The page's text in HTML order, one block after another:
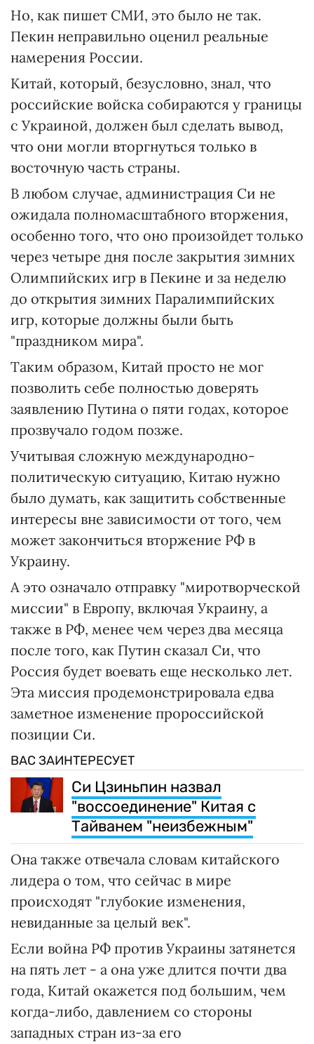
Но, как пишет СМИ, это было не так.
Пекин неправильно оценил реальные
намерения России.
Китай, который, безусловно, знал, что
российские войска собираются у границы
с Украиной, должен был сделать вывод,
что они могли вторгнуться только в
восточную часть страны.
В любом случае, администрация Си не
ожидала полномасштабного вторжения,
особенно того, что оно произойдет только
через четыре дня после закрытия зимних
Олимпийских игр в Пекине и за неделю
до открытия зимних Паралимпийских
игр, которые должны были быть
"праздником мира".
Таким образом, Китай просто не мог
позволить себе полностью доверять
заявлению Путина о пяти годах, которое
прозвучало годом позже.
Учитывая сложную международно-
политическую ситуацию, Китаю нужно
было думать, как защитить собственные
интересы вне зависимости от того, чем
может закончиться вторжение РФ в
Украину.
А это означало отправку "миротворческой
миссии" в Европу, включая Украину, а
также в РФ, менее чем через два месяца
после того, как Путин сказал Си, что
Россия будет воевать еще несколько лет.
Эта миссия продемонстрировала едва
заметное изменение пророссийской
позиции Си.
ВАС ЗАИНТЕРЕСУЕТ
Си Цзиньпин назвал
"воссоединение" Китая с
Тайванем "неизбежным"
Она также отвечала словам китайского
лидера о том, что сейчас в мире
происходят "глубокие изменения,
невиданные за целый век".
Если война РФ против Украины затянется
на пять лет - а она уже длится почти два
года, Китай окажется под большим, чем
когда-либо, давлением со стороны
западных стран из-за его